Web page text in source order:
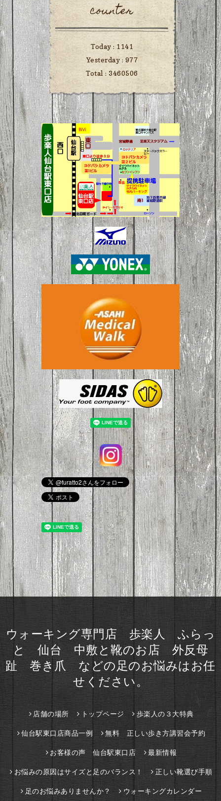
counter
Today : 1141
Yesterday : 977
Total : 3460506
ウォーキング専門店 歩楽人 ふらっ
と 仙台 中敷と靴のお店 外反母
趾 巻き爪 などの足のお悩みはお任
せください。
店舗の場所 トップページ 歩楽人の３大特典
仙台駅東口店商品一例 無料 正しい歩き方講習会予約
お客様の声 仙台駅東口店 最新情報
お悩みの原因はサイズと足のバランス！ 正しい靴選び手順
足のお悩みありませんか？ ウォーキングカレンダー